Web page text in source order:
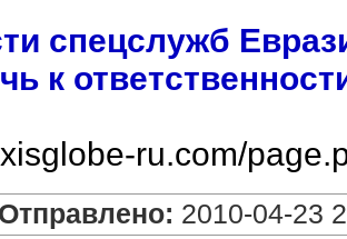
спецслужб
к
ru.com/
Отправлено: 2010-04-23